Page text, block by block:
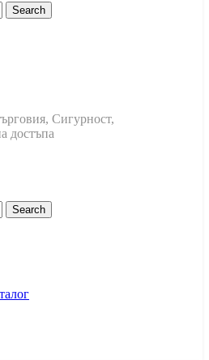
Сигурност,
достъпа